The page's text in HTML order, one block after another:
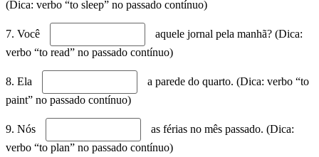
(Dica: verbo “to sleep” no passado contínuo)
7. Você
aquele jornal pela manhã? (Dica:
verbo “to read” no passado contínuo)
8. Ela
a parede do quarto. (Dica: verbo “to
paint” no passado contínuo)
9. Nós
as férias no mês passado. (Dica:
verbo “to plan” no passado contínuo)